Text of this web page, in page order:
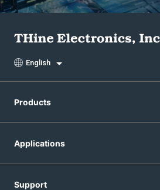
English
Products
Applications
Support